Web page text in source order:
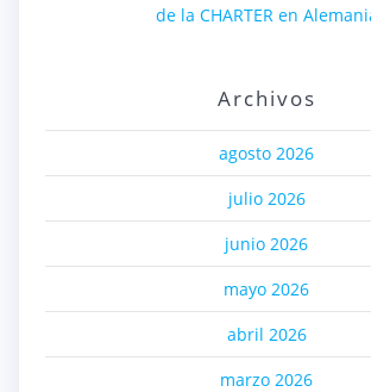
de la CHARTER en
Archivos
agosto 2026
julio 2026
junio 2026
mayo 2026
abril 2026
marzo 2026